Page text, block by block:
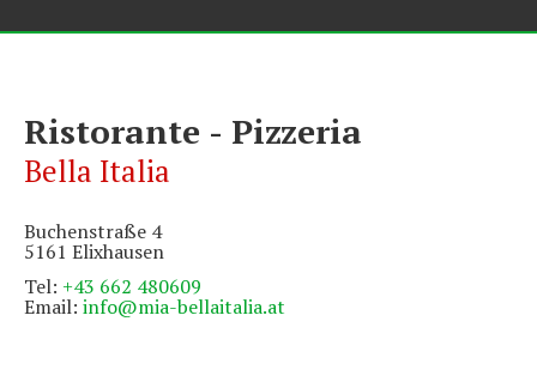
Ristorante - Pizzeria
Bella Italia
Buchenstraße 4
5161 Elixhausen
Tel: +43 662 480609
Email: info@mia-bellaitalia.at